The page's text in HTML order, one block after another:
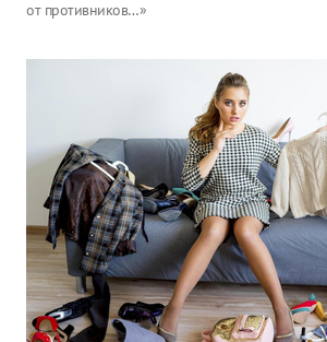
от противников…»